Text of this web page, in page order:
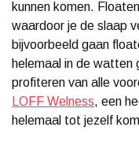
kunnen komen.
waardoor je de slaap
bijvoorbeeld gaan
helemaal in de watten
profiteren van alle
LOFF Welness, een
helemaal tot jezelf